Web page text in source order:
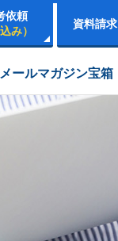
依頼
み）
資料請求
市進学院コース
メールマガジン宝箱